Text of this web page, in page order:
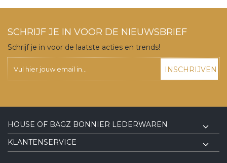
SCHRIJF JE IN VOOR DE NIEUWSBRIEF
Schrijf je in voor de laatste acties en trends!
INSCHRIJVEN
HOUSE OF BAGZ BONNIER LEDERWAREN
KLANTENSERVICE